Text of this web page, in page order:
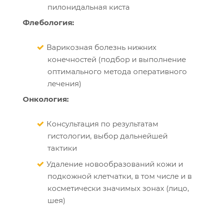
пилонидальная киста
Флебология:
Варикозная болезнь нижних
конечностей (подбор и выполнение
оптимального метода оперативного
лечения)
Онкология:
Консультация по результатам
гистологии, выбор дальнейшей
тактики
Удаление новообразований кожи и
подкожной клетчатки, в том числе и в
косметически значимых зонах (лицо,
шея)